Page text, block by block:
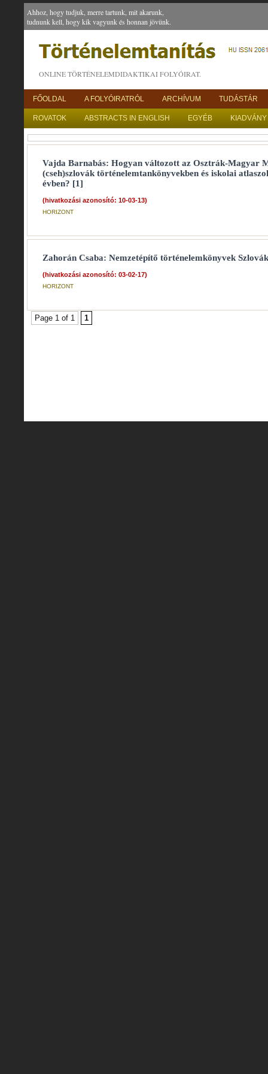
Ahhoz, hogy tudjuk, merre tartunk, mit akarunk,
tudnunk kell, hogy kik vagyunk és honnan jövünk.
ONLINE TÖRTÉNELEMDIDAKTIKAI FOLYÓIRAT.
FŐOLDAL A FOLYÓIRATRÓL ARCHÍVUM TUDÁSTÁR
ROVATOK ABSTRACTS IN ENGLISH EGYÉB
Vajda Barnabás: Hogyan változott az Osztrák-Magyar
(cseh)szlovák történelemtankönyvekben és iskolai
évben? [1]
(hivatkozási azonosító: 10-03-13)
HORIZONT
Zahorán Csaba: Nemzetépítő történelemkönyvek
(hivatkozási azonosító: 03-02-17)
HORIZONT
Page 1 of 1 1